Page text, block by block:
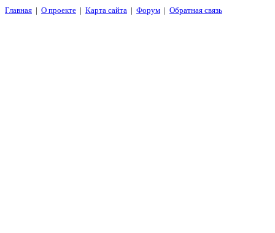
Главная | О проекте | Карта сайта | Форум | Обратная связь